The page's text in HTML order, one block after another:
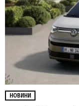
НОВИНИ